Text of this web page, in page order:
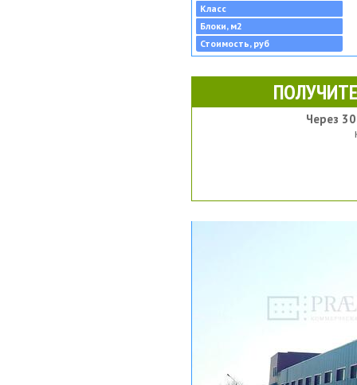
Класс
Блоки, м2
Стоимость, руб
Через